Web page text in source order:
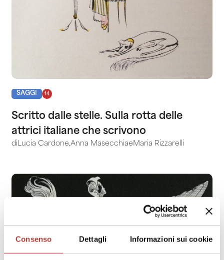
Consenso Dettagli Informazioni sui cookie
SAGGI 14
Scritto dalle stelle. Sulla rotta delle
attrici italiane che scrivono
diLucia Cardone,Anna MasecchiaeMaria Rizzarelli